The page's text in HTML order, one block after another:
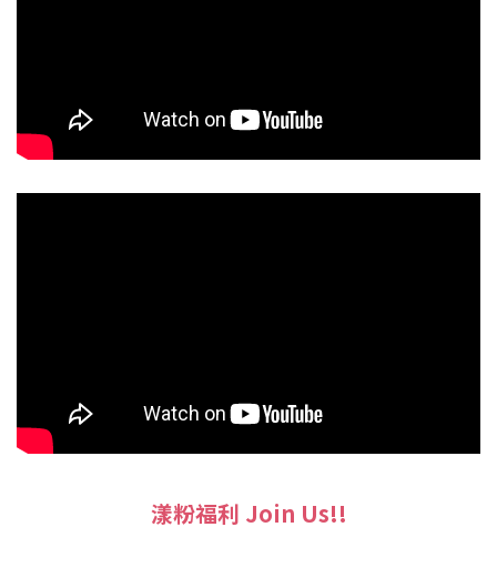
漾粉福利 Join Us!!